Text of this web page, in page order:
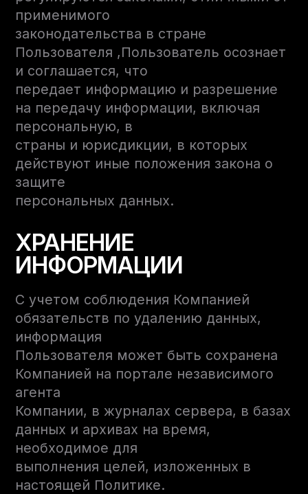
применимого
законодательства в стране
Пользователя ,Пользователь осознает
и соглашается, что
передает информацию и разрешение
на передачу информации, включая
персональную, в
страны и юрисдикции, в которых
действуют иные положения закона о
защите
персональных данных.
ХРАНЕНИЕ
ИНФОРМАЦИИ
С учетом соблюдения Компанией
обязательств по удалению данных,
информация
Пользователя может быть сохранена
Компанией на портале независимого
агента
Компании, в журналах сервера, в базах
данных и архивах на время,
необходимое для
выполнения целей, изложенных в
настоящей Политике.